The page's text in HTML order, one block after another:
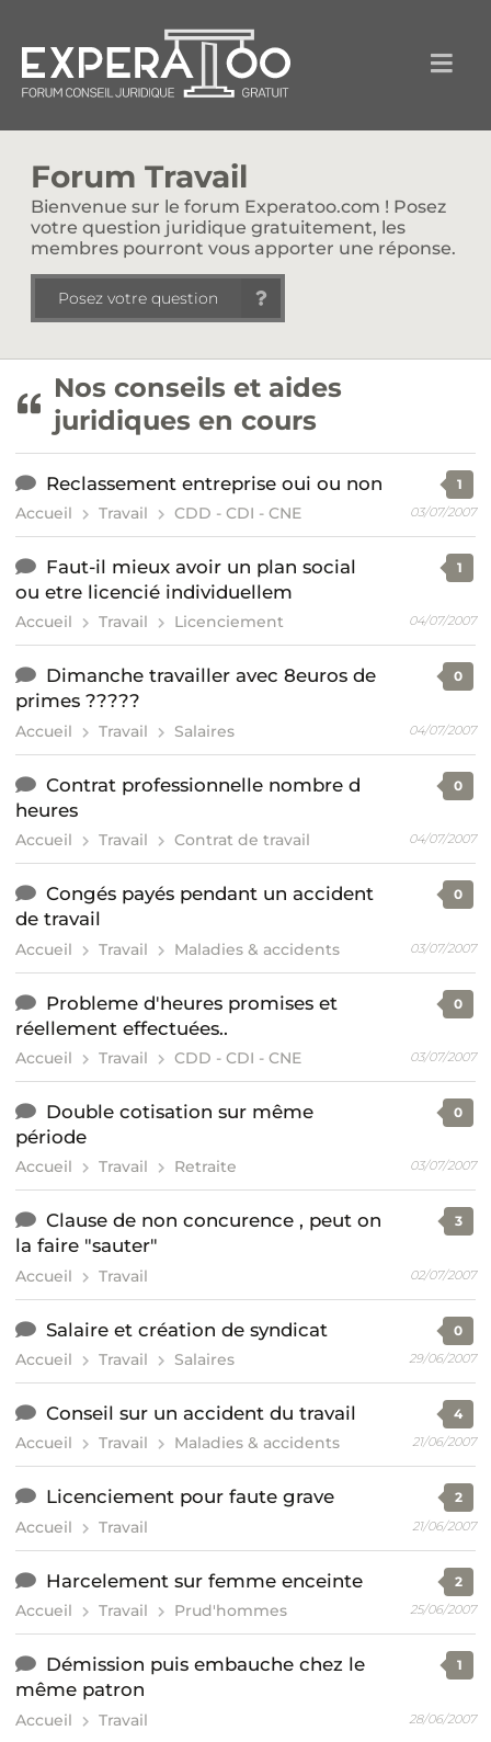
Forum Travail
Bienvenue sur le forum Experatoo.com ! Posez
votre question juridique gratuitement, les
membres pourront vous apporter une réponse.
Posez votre question
Nos conseils et aides
juridiques en cours
Reclassement entreprise oui ou non
Accueil Travail CDD - CDI - CNE
1
03/07/2007
Faut-il mieux avoir un plan social
ou etre licencié individuellem
Accueil Travail Licenciement
1
04/07/2007
Dimanche travailler avec 8euros de
primes ?????
Accueil Travail Salaires
0
04/07/2007
Contrat professionnelle nombre d
heures
Accueil Travail Contrat de travail
0
04/07/2007
Congés payés pendant un accident
de travail
Accueil Travail Maladies & accidents
0
03/07/2007
Probleme d'heures promises et
réellement effectuées..
Accueil Travail CDD - CDI - CNE
0
03/07/2007
Double cotisation sur même
période
Accueil Travail Retraite
0
03/07/2007
Clause de non concurence , peut on
la faire "sauter"
Accueil Travail
3
02/07/2007
Salaire et création de syndicat
Accueil Travail Salaires
0
29/06/2007
Conseil sur un accident du travail
Accueil Travail Maladies & accidents
4
21/06/2007
Licenciement pour faute grave
Accueil Travail
2
21/06/2007
Harcelement sur femme enceinte
Accueil Travail Prud'hommes
2
25/06/2007
Démission puis embauche chez le
même patron
Accueil Travail
1
28/06/2007